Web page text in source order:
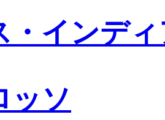
・インデ
ッソ